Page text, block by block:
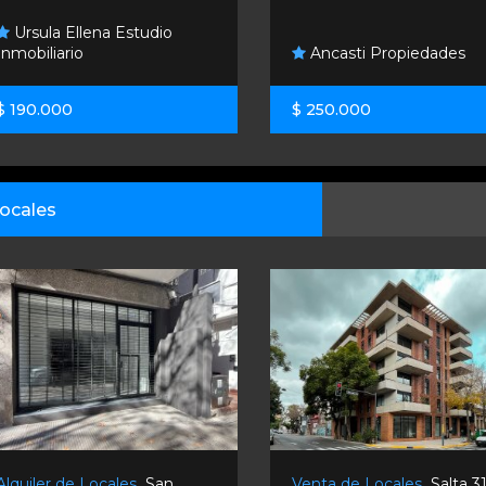
Ursula Ellena Estudio
190.000
Ancasti Propiedades
$ 250.000